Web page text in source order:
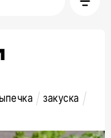
закуска